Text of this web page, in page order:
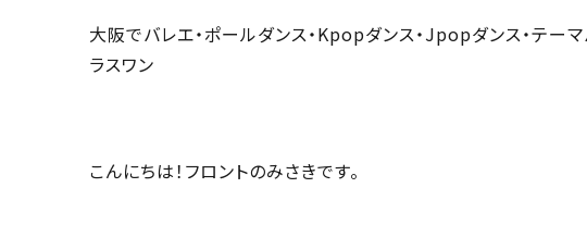
大阪でバレエ・ポールダンス・Kpopダンス・Jpopダンス・テー
ラスワン
こんにちは！フロントのみさきです。